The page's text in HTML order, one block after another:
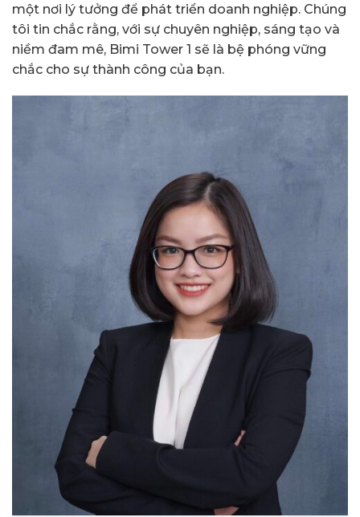
một nơi lý tưởng để phát triển doanh nghiệp. Chúng
tôi tin chắc rằng, với sự chuyên nghiệp, sáng tạo và
niềm đam mê, Bimi Tower 1 sẽ là bệ phóng vững
chắc cho sự thành công của bạn.